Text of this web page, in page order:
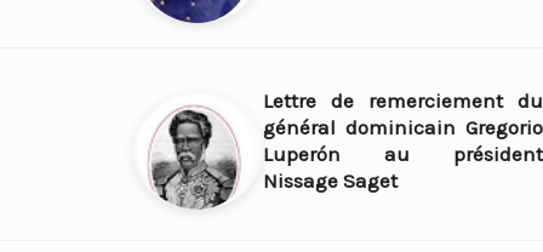
Lettre de remerciement du
général dominicain Gregorio
Luperón au président
Nissage Saget